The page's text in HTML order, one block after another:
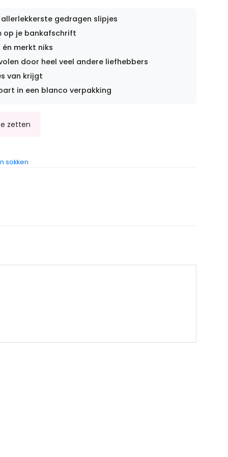
gedragen slipjes
op je bankafschrift
merkt niks
door heel veel andere liefhebbers
van krijgt
in een blanco verpakking
sokken